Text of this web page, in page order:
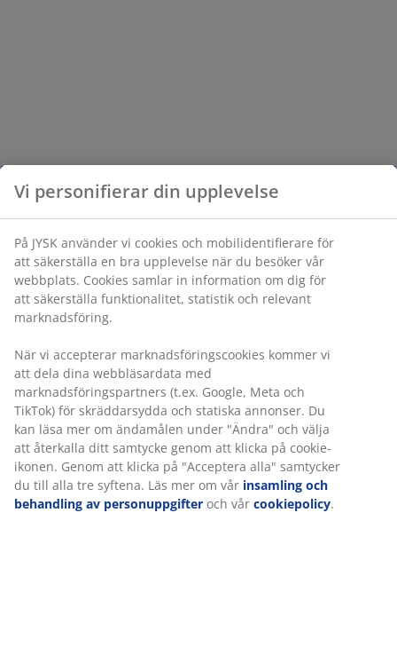
Vi personifierar din upplevelse
På JYSK använder vi cookies och mobilidentifierare för
att säkerställa en bra upplevelse när du besöker vår
webbplats. Cookies samlar in information om dig för
att säkerställa funktionalitet, statistik och relevant
marknadsföring.
När vi accepterar marknadsföringscookies kommer vi
att dela dina webbläsardata med
marknadsföringspartners (t.ex. Google, Meta och
TikTok) för skräddarsydda och statiska annonser. Du
kan läsa mer om ändamålen under "Ändra" och välja
att återkalla ditt samtycke genom att klicka på cookie-
ikonen. Genom att klicka på "Acceptera alla" samtycker
du till alla tre syftena. Läs mer om vår insamling och
behandling av personuppgifter och vår cookiepolicy.